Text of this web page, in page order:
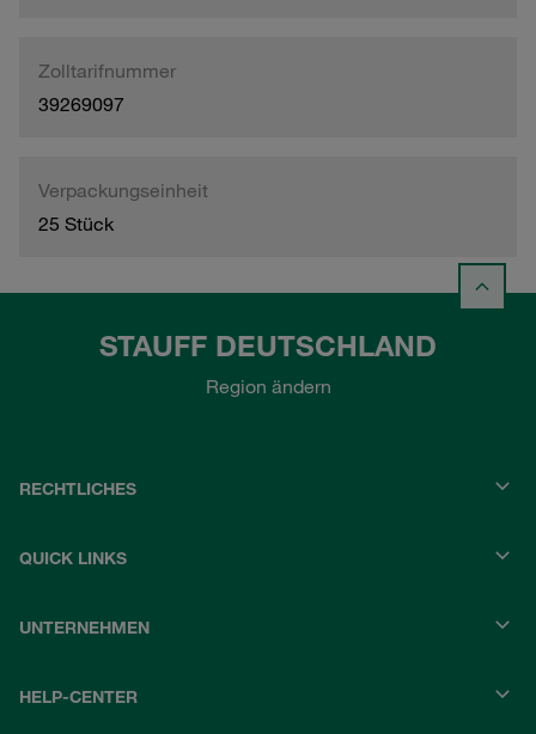
Zolltarifnummer
39269097
Verpackungseinheit
25 Stück
STAUFF DEUTSCHLAND
Region ändern
RECHTLICHES
QUICK LINKS
UNTERNEHMEN
HELP-CENTER